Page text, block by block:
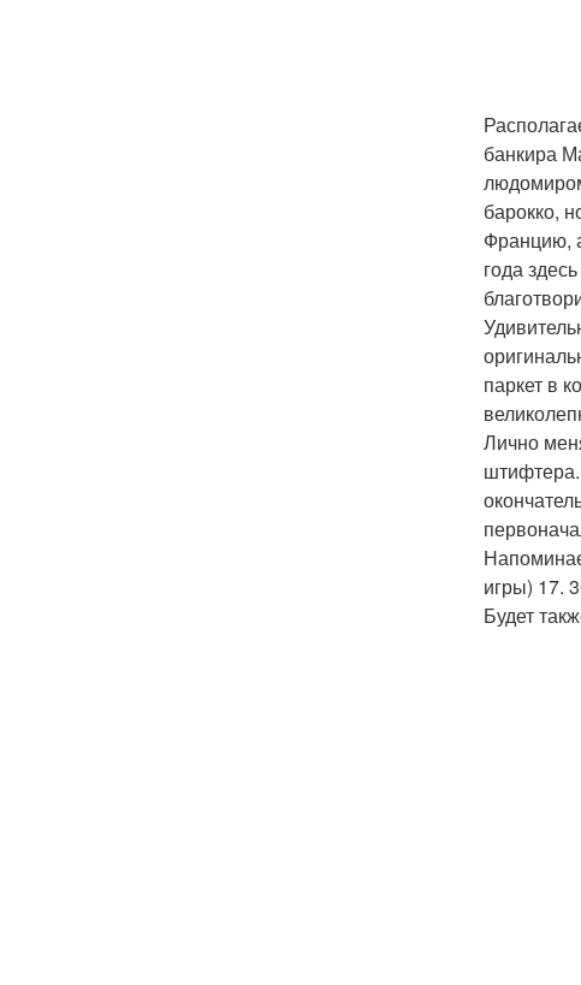
банкира
барокко,
Францию,
года
паркет в
Лично
штифтера.
игры) 17.
Будет